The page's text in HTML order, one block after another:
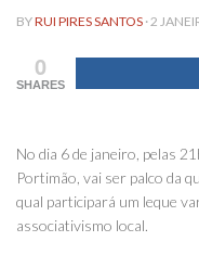
BYRUI PIRES SANTOS ·2
0
SHARES
No dia 6 de janeiro, pelas
Portimão, vai ser palco da
qual participará um leque
associativismo local.